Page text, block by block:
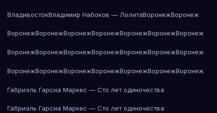
ВладивостокВладимир Набоков — ЛолитаВоронежВоронеж
ВоронежВоронежВоронежВоронежВоронежВоронежВоронеж
ВоронежВоронежВоронежВоронежВоронежВоронежВоронеж
ВоронежВоронежВоронежВоронежВоронежВоронежВоронеж
Габриэль Гарсиа Маркес — Сто лет одиночества
Габриэль Гарсиа Маркес — Сто лет одиночества